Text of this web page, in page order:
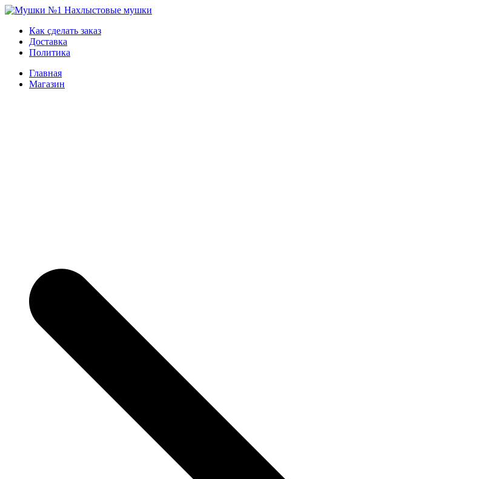
Skip
content
Мушки №1
Нахлыстовые мушки
Как сделать заказ
Доставка
Политика
Главная
Магазин